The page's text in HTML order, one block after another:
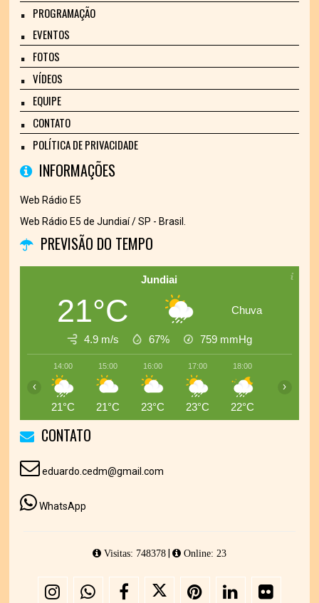
PROGRAMAÇÃO
EVENTOS
FOTOS
VÍDEOS
EQUIPE
CONTATO
POLÍTICA DE PRIVACIDADE
INFORMAÇÕES
Web Rádio E5
Web Rádio E5 de Jundiaí / SP - Brasil.
PREVISÃO DO TEMPO
Jundiai
21°C Chuva
4.9 m/s 67% 759 mmHg
14:00
21°C
15:00
21°C
16:00
23°C
17:00
23°C
18:00
22°C
‹ ›
CONTATO
eduardo.cedm@gmail.com
WhatsApp
Visitas: 748378| Online: 23